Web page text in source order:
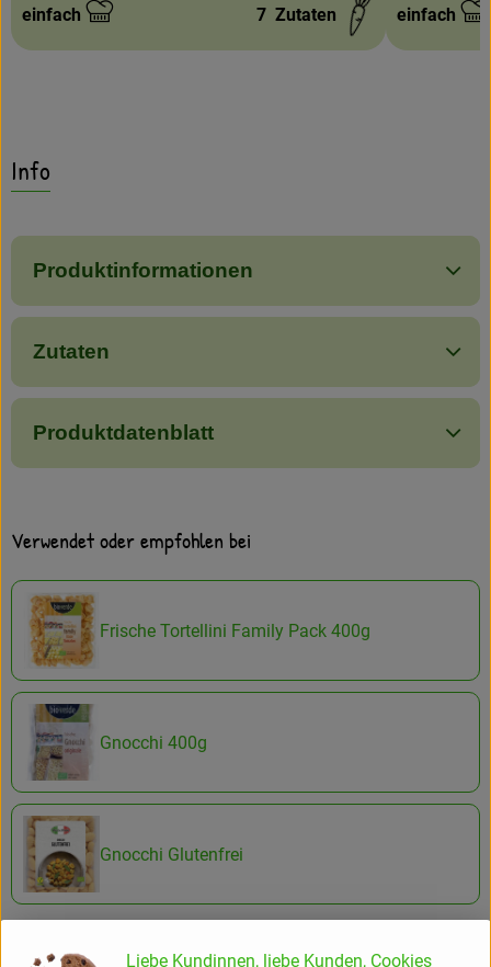
Schwierigkeit:
einfach 7 Zutaten einfach
Info
Produktinformationen
Zutaten
Produktdatenblatt
Verwendet oder empfohlen bei
Frische Tortellini Family Pack 400g
Gnocchi 400g
Gnocchi Glutenfrei
Liebe Kundinnen, liebe Kunden, Cookies